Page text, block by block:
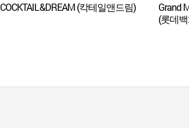
COCKTAIL&DREAM (칵테일앤드림)
Grand
(롯데